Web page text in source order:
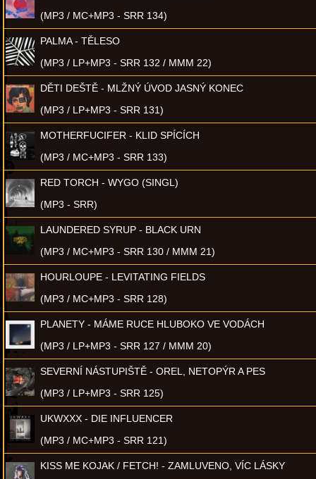
(MP3 / MC+MP3 - SRR 134)
PALMA - TĚLESO
(MP3 / LP+MP3 - SRR 132 / MMM 22)
DĚTI DEŠTĚ - MLŽNÝ ÚVOD JASNÝ KONEC
(MP3 / LP+MP3 - SRR 131)
MOTHERFUCIFER - KLID SPÍCÍCH
(MP3 / MC+MP3 - SRR 133)
RED TORCH - WYGO (SINGL)
(MP3 - SRR)
LAUNDERED SYRUP - BLACK URN
(MP3 / MC+MP3 - SRR 130 / MMM 21)
HOURLOUPE - LEVITATING FIELDS
(MP3 / MC+MP3 - SRR 128)
PLANETY - MÁME RUCE HLUBOKO VE VODÁCH
(MP3 / LP+MP3 - SRR 127 / MMM 20)
SEVERNÍ NÁSTUPIŠTĚ - OREL, NETOPÝR A PES
(MP3 / LP+MP3 - SRR 125)
UKWXXX - DIE INFLUENCER
(MP3 / MC+MP3 - SRR 121)
KISS ME KOJAK / FETCH! - ZAMLUVENO, VÍC LÁSKY